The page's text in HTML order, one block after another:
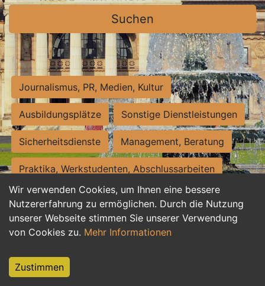
Wir verwenden Cookies, um Ihnen eine bessere
Nutzererfahrung zu ermöglichen. Durch die Nutzung
unserer Webseite stimmen Sie unserer Verwendung
von Cookies zu. Mehr Informationen
Zustimmen
Suchen
Journalismus, PR, Medien, Kultur
Ausbildungsplätze Sonstige Dienstleistungen
Sicherheitsdienste Management, Beratung
Praktika, Werkstudenten, Abschlussarbeiten
Personalwesen Assistenz, Sekretariat
Hilfskräfte, Aushilfs- und Nebenjobs
Weiterbildung, Studium, duale Ausbildung